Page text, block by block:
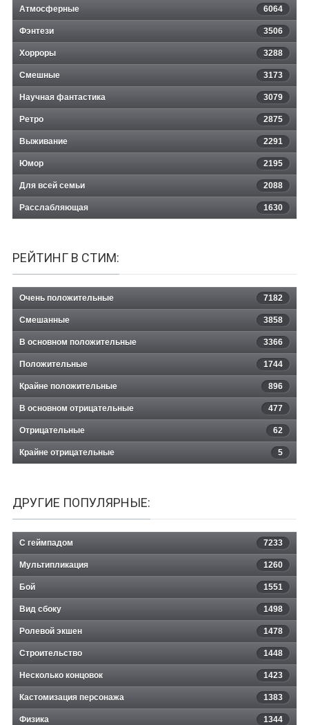
Атмосферные 6064
Фэнтези 3506
Хорроры 3288
Смешные 3173
Научная фантастика 3079
Ретро 2875
Выживание 2291
Юмор 2195
Для всей семьи 2088
Расслабляющая 1630
РЕЙТИНГ В СТИМ:
Очень положительные 7182
Смешанные 3858
В основном положительные 3366
Положительные 1744
Крайне положительные 896
В основном отрицательные 477
Отрицательные 62
Крайне отрицательные 5
ДРУГИЕ ПОПУЛЯРНЫЕ:
С геймпадом 7233
Мультипликация 1260
Бой 1551
Вид сбоку 1498
Ролевой экшен 1478
Строительство 1448
Несколько концовок 1423
Кастомизация персонажа 1383
Физика 1344